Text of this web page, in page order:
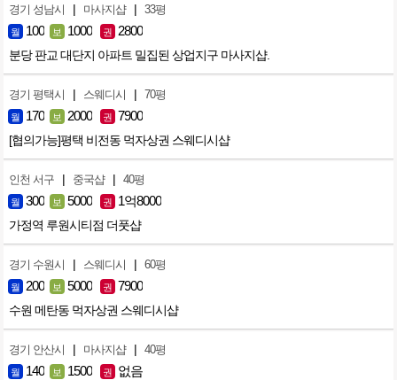
경기 성남시 | 마사지샵 | 33평
월 100 보 1000 권 2800
분당 판교 대단지 아파트 밀집된 상업지구 마사지샵.
경기 평택시 | 스웨디시 | 70평
월 170 보 2000 권 7900
[협의가능]평택 비전동 먹자상권 스웨디시샵
인천 서구 | 중국샵 | 40평
월 300 보 5000 권 1억8000
가정역 루원시티점 더풋샵
경기 수원시 | 스웨디시 | 60평
월 200 보 5000 권 7900
수원 메탄동 먹자상권 스웨디시샵
경기 안산시 | 마사지샵 | 40평
월 140 보 1500 권 없음